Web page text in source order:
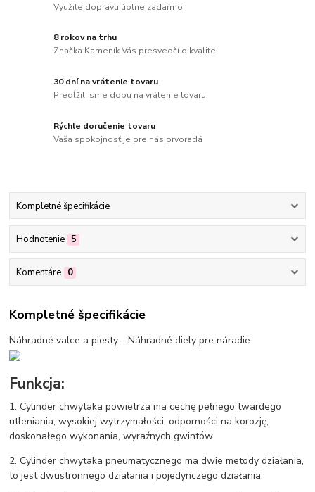
Využite dopravu úplne zadarmo
8 rokov na trhu
Značka Kameník Vás presvedčí o kvalite
30 dní na vrátenie tovaru
Predĺžili sme dobu na vrátenie tovaru
Rýchle doručenie tovaru
Vaša spokojnosť je pre nás prvoradá
Kompletné špecifikácie
Hodnotenie 5
Komentáre 0
Kompletné špecifikácie
Náhradné valce a piesty - Náhradné diely pre náradie
Funkcja:
1. Cylinder chwytaka powietrza ma cechę pełnego twardego
utleniania, wysokiej wytrzymałości, odporności na korozję,
doskonałego wykonania, wyraźnych gwintów.
2. Cylinder chwytaka pneumatycznego ma dwie metody działania,
to jest dwustronnego działania i pojedynczego działania.